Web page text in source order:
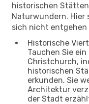
historischen
Naturwundern. Hier
sich nicht entgehen
Historische
Tauchen Sie
Christchurch,
historischen
erkunden. Sie
Architektur
der Stadt